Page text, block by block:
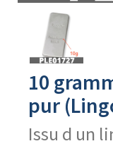
produit
10
pur
Issu d un